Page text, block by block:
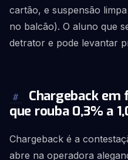
cartão, e suspensão
no balcão). O aluno que
detrator e pode levantar
#
Chargeback em
que rouba 0,3% a
Chargeback é a
abre na operadora